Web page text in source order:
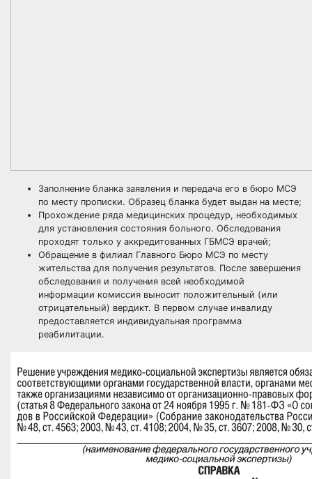
Заполнение бланка заявления и передача его в бюро МСЭ
по месту прописки. Образец бланка будет выдан на месте;
Прохождение ряда медицинских процедур, необходимых
для установления состояния больного. Обследования
проходят только у аккредитованных ГБМСЭ врачей;
Обращение в филиал Главного Бюро МСЭ по месту
жительства для получения результатов. После завершения
обследования и получения всей необходимой
информации комиссия выносит положительный (или
отрицательный) вердикт. В первом случае инвалиду
предоставляется индивидуальная программа
реабилитации.